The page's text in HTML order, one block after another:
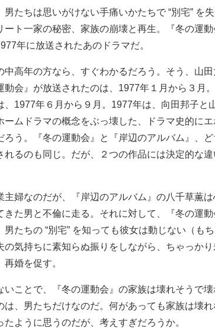
男たちは思いがけない手痛いかたちで “別宅” を
ート一家の秘密、家族の崩壊と再生。『冬の運
年に放送されたあのドラマだ。
中高年の方なら、すぐわかるだろう。そう、山田
動会』が放送されたのは、1977年１月から３月
、1977年６月から９月。1977年は、向田邦子と
ームドラマの概念をぶっ壊した、ドラマ史的に
ろう。『冬の運動会』と『岸辺のアルバム』、
れるのも同じ。だが、２つの作品には決定的な
主婦なのだが、『岸辺のアルバム』の八千草薫
きた男と不倫に走る。それに対して、『冬の運
男たちの “別宅” を知っても彼女は動じない（も
の気持ちに素知らぬ振りをしながら、ちゃっか
再婚を促す。
いことで、『冬の運動会』の家族は壊れそうで
は、男たちだけなのだ。何があっても家族は壊
たように思うのだが、考えすぎだろうか。